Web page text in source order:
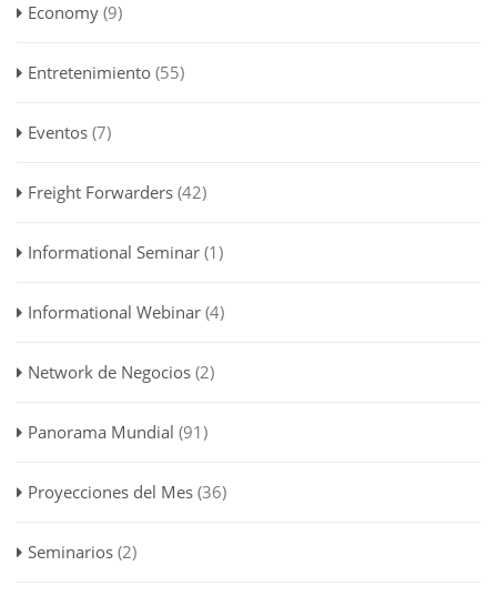
Economy (9)
Entretenimiento (55)
Eventos (7)
Freight Forwarders (42)
Informational Seminar (1)
Informational Webinar (4)
Network de Negocios (2)
Panorama Mundial (91)
Proyecciones del Mes (36)
Seminarios (2)